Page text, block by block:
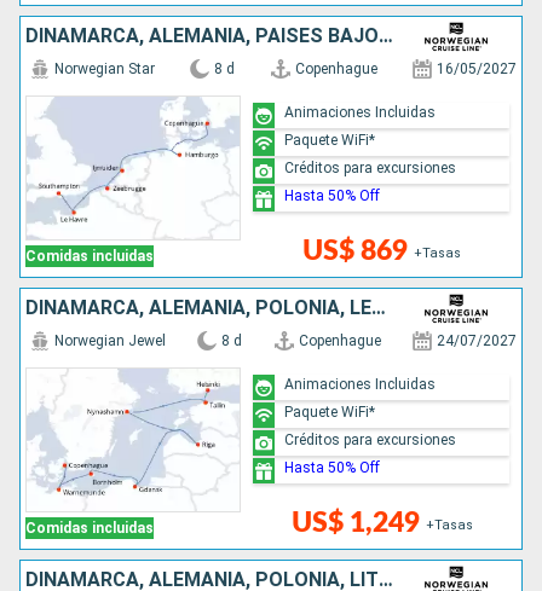
DINAMARCA, ALEMANIA, PAISES BAJOS, BÉLGICA, FRANCIA, REINO UNIDO
Comidas incluidas
Norwegian Star 8 d Copenhague 16/05/2027
US$ 869 +Tasas
Animaciones Incluidas
Paquete WiFi*
Créditos para excursiones
Hasta 50% Off
DINAMARCA, ALEMANIA, POLONIA, LETONIA, SUECIA, ESTONIA, FINLANDIA
Comidas incluidas
Norwegian Jewel 8 d Copenhague 24/07/2027
US$ 1,249 +Tasas
Animaciones Incluidas
Paquete WiFi*
Créditos para excursiones
Hasta 50% Off
DINAMARCA, ALEMANIA, POLONIA, LITUANIA, LETONIA, SUECIA, ESTONIA, FINLANDIA